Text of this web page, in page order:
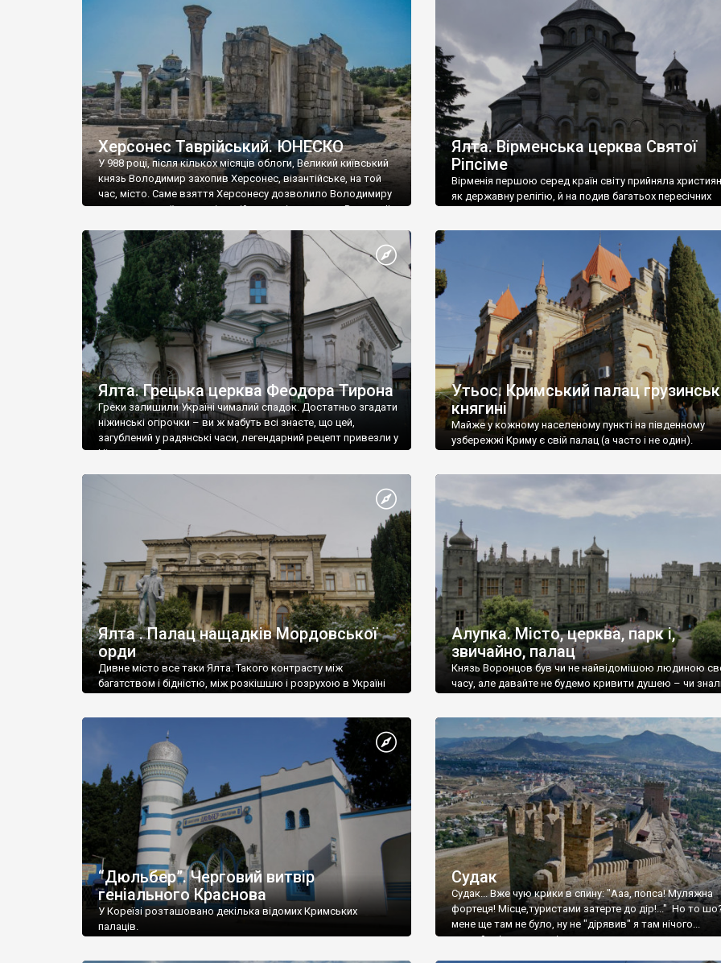
візантійської доби. Раритети викрадені з фондів об’єкту
культурної спадщини ЮНЕСКО «Херсонеса Таврійського».
Офіційно – на виставку «Золото Візантії», але експерти та
влада в Україні вважають це лише […]
називаються «повстяками» (postaki)…” “Вино. Крим
виробляє відмінне вино і його вдосталь: воно все
легке біле і дуже […]
Херсонес Таврійський. ЮНЕСКО
У 988 році, після кількох місяців облоги, Великий київський
князь Володимир захопив Херсонес, візантійське, на той
час, місто. Саме взяття Херсонесу дозволило Володимиру
диктувати свої умови візантійському імператору Василю ІІ,
Херсонесі Володимир-язичник, став Василем-
християнином. А потім було Хрещення Русі. На честь
Херсонесу Таврійського названо місто […]
Ялта. Вірменська церква Святої
Ріпсіме
Вірменія першою серед країн світу прийняла
як державну релігію, й на подив багатьох пересічних
Ялта. Грецька церква Феодора Тирона
Греки залишили Україні чималий спадок. Достатньо згадати
ніжинські огірочки – ви ж мабуть всі знаєте, що цей,
загублений у радянські часи, легендарний рецепт привезли у
Ніжин греки?
Утьос. Кримський палац
княгині
Майже у кожному населеному пункті на південному
узбережжі Криму є свій палац (а часто і не один).
Ялта . Палац нащадків Мордовської
орди
Дивне місто все таки Ялта. Такого контрасту між
багатством і бідністю, між розкішшю і розрухою в Україні
Алупка. Місто, церква, парк і,
звичайно, палац
Князь Воронцов був чи не найвідомішою людиною
часу, але давайте не будемо кривити душею – чи
“Дюльбер”. Черговий витвір
геніального Краснова
У Кореїзі розташовано декілька відомих Кримських
палаців.
Судак
Судак... Вже чую крики в спину: "Ааа, попса! Муляжна
фортеця! Місце,туристами затерте до дір!..." Но то
мене ще там не було, ну не "дірявив" я там нічого...
принаймні до цього літа.